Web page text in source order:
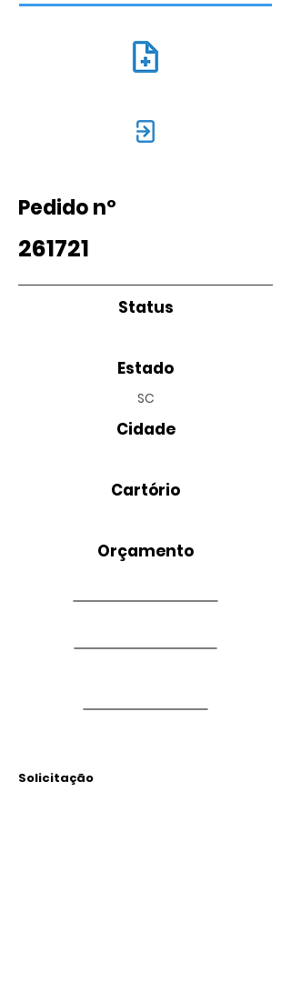
Pedido nº
261721
Status
Estado
SC
Cidade
Cartório
Orçamento
Solicitação